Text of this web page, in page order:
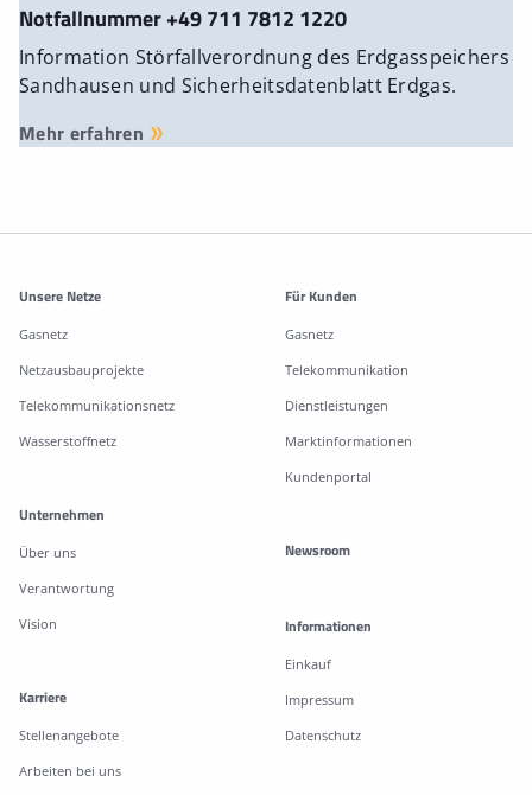
Notfallnummer +49 711 7812 1220
Information Störfallverordnung des Erdgasspeichers
Sandhausen und Sicherheitsdatenblatt Erdgas.
Mehr erfahren
Weitere Informationen
Unsere Netze
Gasnetz
Netzausbauprojekte
Telekommunikationsnetz
Wasserstoffnetz
Für Kunden
Gasnetz
Telekommunikation
Dienstleistungen
Marktinformationen
Kundenportal
Unternehmen
Über uns
Verantwortung
Vision
Karriere
Stellenangebote
Arbeiten bei uns
Newsroom
Informationen
Einkauf
Impressum
Datenschutz